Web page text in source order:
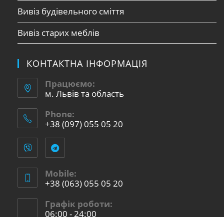
Вивіз будівельного сміття
Вивіз старих меблів
КОНТАКТНА ІНФОРМАЦІЯ
Працюємо:
м. Львів та область
Phone:
+38 (097) 055 05 20
Mobile:
+38 (063) 055 05 20
Графік роботи:
06:00 - 24:00